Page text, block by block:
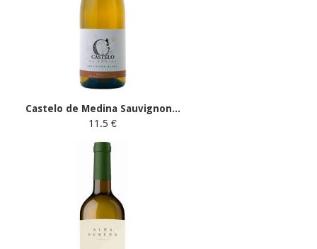
Castelo de Medina Sauvignon...
11.5 €